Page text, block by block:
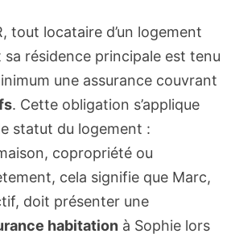
tout locataire d’un logement
sa résidence principale est tenu
une assurance couvrant
. Cette obligation s’applique
statut du logement :
copropriété ou
cela signifie que Marc,
doit présenter une
habitation à Sophie lors